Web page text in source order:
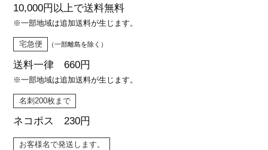
10,000円以上で送料無料
※一部地域は追加送料が生じます。
宅急便 （一部離島を除く）
送料一律 660円
※一部地域は追加送料が生じます。
名刺200枚まで
ネコポス 230円
お客様名で発送します。